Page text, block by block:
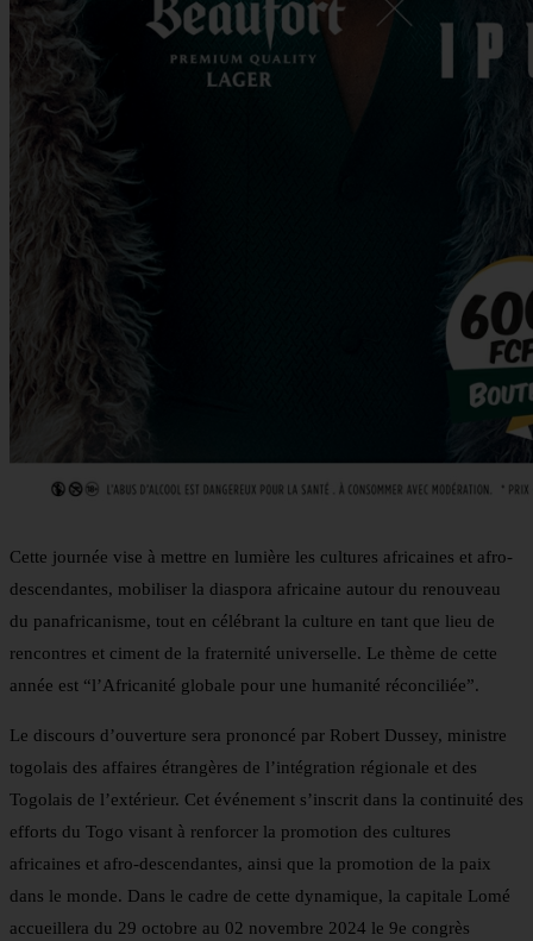
Cette journée vise à mettre en lumière les cultures africaines et afro-
descendantes, mobiliser la diaspora africaine autour du renouveau
du panafricanisme, tout en célébrant la culture en tant que lieu de
rencontres et ciment de la fraternité universelle. Le thème de cette
année est “l’Africanité globale pour une humanité réconciliée”.
Le discours d’ouverture sera prononcé par Robert Dussey, ministre
togolais des affaires étrangères de l’intégration régionale et des
Togolais de l’extérieur. Cet événement s’inscrit dans la continuité des
efforts du Togo visant à renforcer la promotion des cultures
africaines et afro-descendantes, ainsi que la promotion de la paix
dans le monde. Dans le cadre de cette dynamique, la capitale Lomé
accueillera du 29 octobre au 02 novembre 2024 le 9e congrès